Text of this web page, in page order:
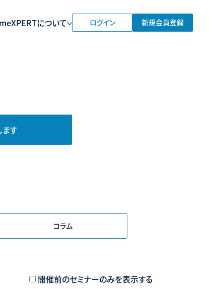
XPERTについて ログイン 新規会員登録
ます
コラム
開催前のセミナーのみを表示する